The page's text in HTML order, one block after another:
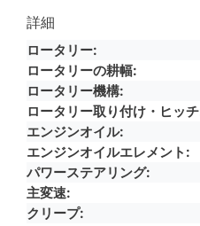
詳細
ロータリー
ロータリーの耕幅
ロータリー機構
ロータリー取り付け・ヒッチ
エンジンオイル
エンジンオイルエレメント
パワーステアリング
主変速
クリープ